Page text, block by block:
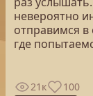
невероятно
отправимся
где
21к 100